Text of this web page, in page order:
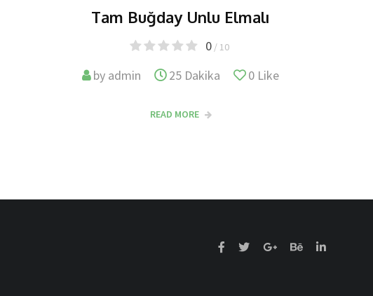
Tam Buğday Unlu Elmalı
0 / 10
by admin 25 Dakika 0 Like
READ MORE